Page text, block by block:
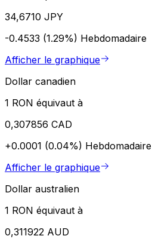
34,6710 JPY
-0.4533 (1.29%) Hebdomadaire
Afficher le graphique
Dollar canadien
1 RON équivaut à
0,307856 CAD
+0.0001 (0.04%) Hebdomadaire
Afficher le graphique
Dollar australien
1 RON équivaut à
0,311922 AUD